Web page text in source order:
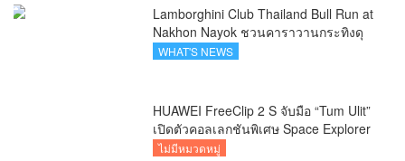
Lamborghini Club Thailand Bull Run at
Nakhon Nayok ชวนคาราวานกระทิงดุ
สัมผัสธรรมชาติเมืองรอง ณ นครนายก
WHAT'S NEWS
HUAWEI FreeClip 2 S จับมือ “Tum Ulit”
เปิดตัวคอลเลกชันพิเศษ Space Explorer
ถ่ายทอดศิลปะบนเคสหูฟัง
ไม่มีหมวดหมู่